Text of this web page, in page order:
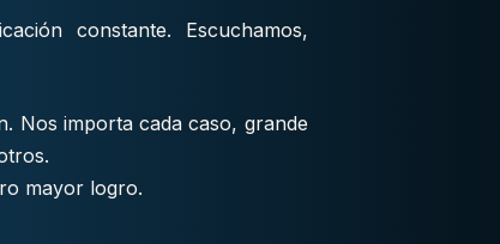
constante. Escuchamos,
Nos importa cada caso, grande
mayor logro.